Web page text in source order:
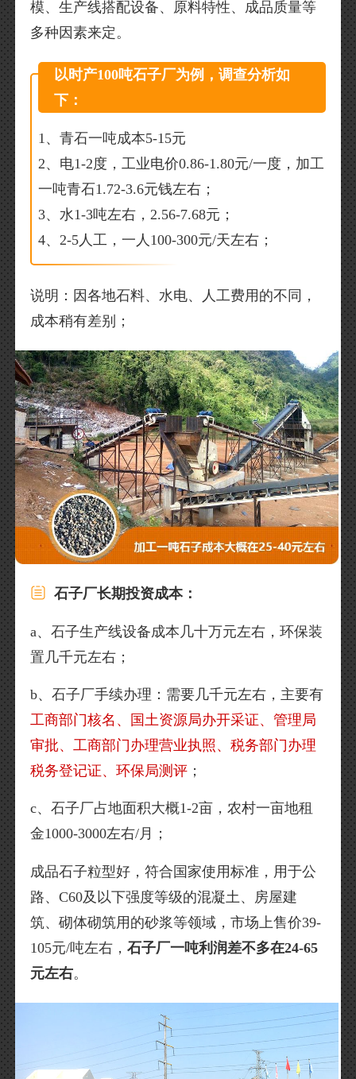
模、生产线搭配设备、原料特性、成品质量等
多种因素来定。
以时产100吨石子厂为例，调查分析如
下：
1、青石一吨成本5-15元
2、电1-2度，工业电价0.86-1.80元/一度，加工
一吨青石1.72-3.6元钱左右；
3、水1-3吨左右，2.56-7.68元；
4、2-5人工，一人100-300元/天左右；
说明：因各地石料、水电、人工费用的不同，
成本稍有差别；
石子厂长期投资成本：
a、石子生产线设备成本几十万元左右，环保装
置几千元左右；
b、石子厂手续办理：需要几千元左右，主要有
工商部门核名、国土资源局办开采证、管理局
审批、工商部门办理营业执照、税务部门办理
税务登记证、环保局测评 ；
c、石子厂占地面积大概1-2亩，农村一亩地租
金1000-3000左右/月；
成品石子粒型好，符合国家使用标准，用于公
路、C60及以下强度等级的混凝土、房屋建
筑、砌体砌筑用的砂浆等领域，市场上售价39-
105元/吨左右，石子厂一吨利润差不多在24-65
元左右。